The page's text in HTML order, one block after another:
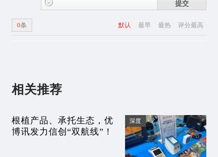
提交
默认 最早 最热 评分最高
0条
相关推荐
根植产品、承托生态，优
博讯发力信创“双航线”！
深度